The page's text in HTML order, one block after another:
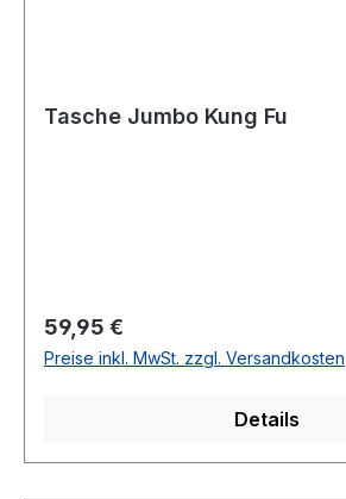
Tasche Jumbo Kung Fu
Regulärer Preis:
59,95 €
Preise inkl. MwSt. zzgl. Versandkosten
Details